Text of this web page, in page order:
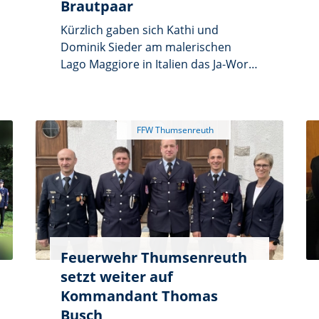
Brautpaar
Kürzlich gaben sich Kathi und
Dominik Sieder am malerischen
Lago Maggiore in Italien das Ja-Wort.
sich eine kleine Abordnung der
Schützengesellschaft 1898
Thumsenreuth und der Feuerwehr
Thumsenreuth auf den Weg ins
Schützenhaus, wo sie das Brautpaar
mit einer Überraschung empfingen.
Mit dabei waren Horst Bauer,
Andreas Heinz, Rainer
Schwingshandl und Andreas
Maderer.
FFW Thumsenreuth
Feuerwehr Thumsenreuth
setzt weiter auf
Kommandant Thomas
Busch